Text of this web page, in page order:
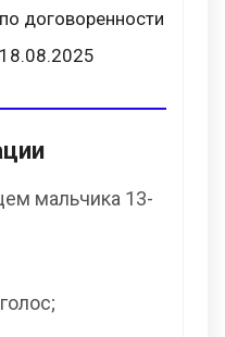
по договоренности
18.08.2025
мальчика 13-